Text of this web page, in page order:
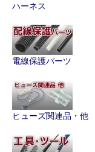
ハーネス
電線保護パーツ
ヒューズ関連品・他